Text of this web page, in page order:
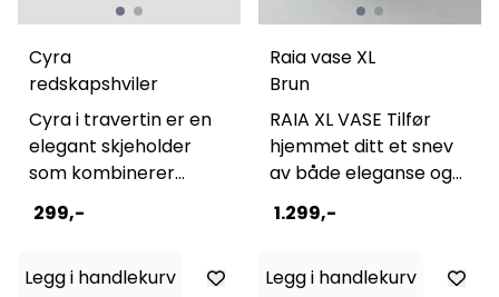
Cyra
redskapshviler
Cyra i travertin er en
elegant skjeholder
som kombinerer
funksjon og skjønnhet.
Den varme, jordnære
teksturen i steinen
299,-
Legg i handlekurv
Raia vase XL
Brun
RAIA XL VASE Tilfør
hjemmet ditt et snev
av både eleganse og
lekenhet med vår
stripete Raia-vase –
forvandler ethvert
1.299,-
Legg i handlekurv